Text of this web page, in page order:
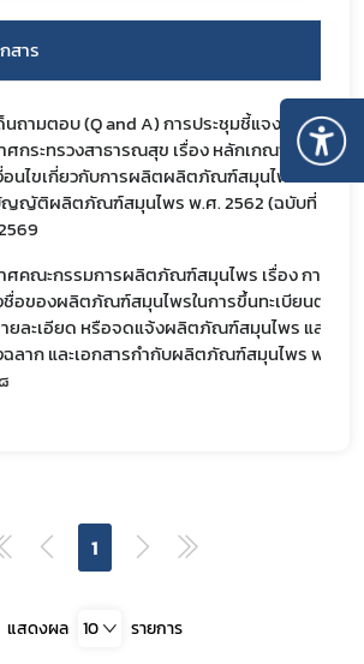
สาร
นถามตอบ (Q and A) การประชุมชี้แจงการบังคับใ
ศกระทรวงสาธารณสุข เรื่อง หลักเกณฑ์ วิธีการ
อนไขเกี่ยวกับการผลิตผลิตภัณฑ์สมุนไพรตามพระ
ญัติผลิตภัณฑ์สมุนไพร พ.ศ. 2562 (ฉบับที่ 3)
ศคณะกรรมการผลิตภัณฑ์สมุนไพร เรื่อง การ
อของผลิตภัณฑ์สมุนไพรในการขึ้นทะเบียนตำรับ
ยละเอียด หรือจดแจ้งผลิตภัณฑ์สมุนไพร และการ
ลาก และเอกสารกำกับผลิตภัณฑ์สมุนไพร พ.ศ.
1
แสดงผล 10 รายการ
หม่